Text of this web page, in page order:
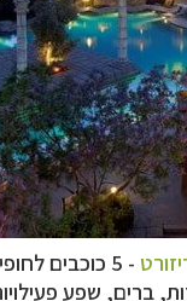
- 5 כוכבים לחופי העיירה בלק -